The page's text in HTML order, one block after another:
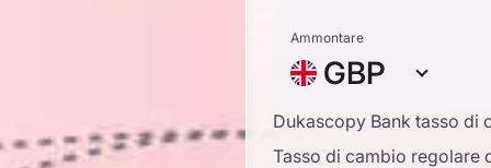
Ammontare
GBP
Dukascopy Bank tasso di
Tasso di cambio regolare